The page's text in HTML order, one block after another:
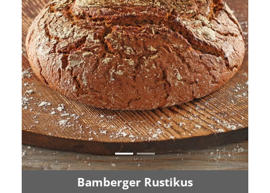
Zurück Vor
Bamberger Rustikus